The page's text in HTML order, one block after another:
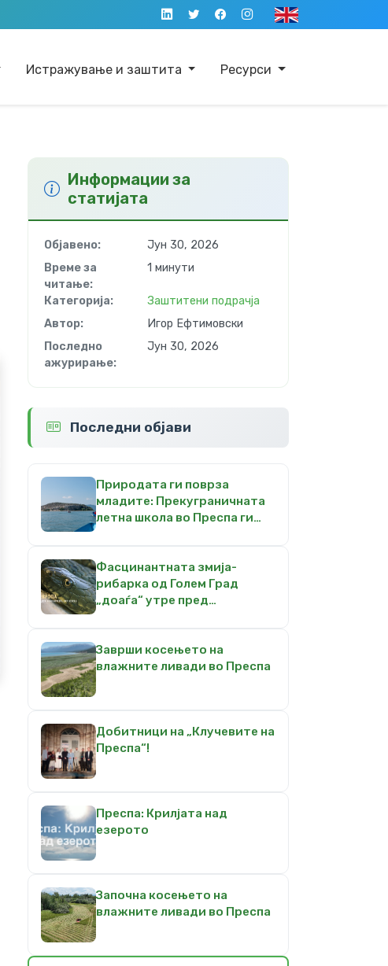
Истражување и заштита Ресурси
Информации за
статијата
Објавено:
Јун 30, 2026
Време за
читање:
1 минути
Категорија:
Заштитени подрачја
Автор:
Игор Ефтимовски
Последно
ажурирање:
Јун 30, 2026
Последни објави
Природата ги поврза
младите: Прекуграничната
летна школа во Преспа ги
Фасцинантната змија-
рибарка од Голем Град
„доаѓа“ утре пред
Заврши косењето на
влажните ливади во Преспа
Добитници на „Клучевите на
Преспа“!
Преспа: Крилјата над
езерото
Започна косењето на
влажните ливади во Преспа